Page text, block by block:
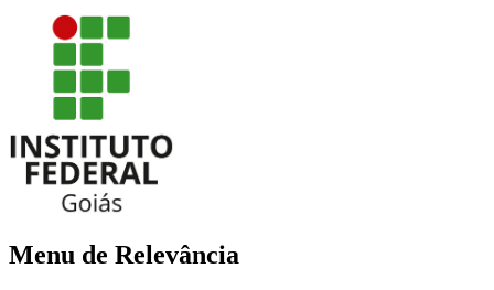
Menu de Relevância